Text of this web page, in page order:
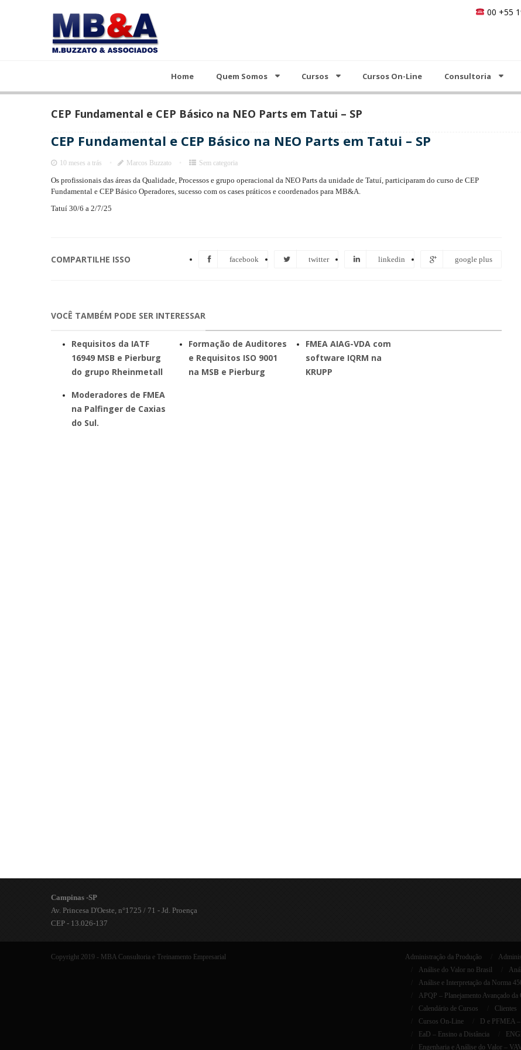
Home Contato00 +55
Home Quem Somos Cursos Cursos On-Line Consultoria
CEP Fundamental e CEP Básico na NEO Parts em Tatui – SP
CEP Fundamental e CEP Básico na NEO Parts em Tatui – SP
10 meses a trás Marcos Buzzato Sem categoria
Os profissionais das áreas da Qualidade, Processos e grupo operacional da NEO Parts da unidade de Tatuí, participaram do curso de CEP
Fundamental e CEP Básico Operadores, sucesso com os cases práticos e coordenados para MB&A.
Tatuí 30/6 a 2/7/25
COMPARTILHE ISSO facebook twitter linkedin google plus
VOCÊ TAMBÉM PODE SER INTERESSAR
Requisitos da IATF
16949 MSB e Pierburg
do grupo Rheinmetall
Formação de Auditores
e Requisitos ISO 9001
na MSB e Pierburg
FMEA AIAG-VDA com
software IQRM na
KRUPP
Moderadores de FMEA
na Palfinger de Caxias
do Sul.
Campinas -SP
Av. Princesa D'Oeste, n°1725 / 71 - Jd. Proença
CEP - 13.026-137
Copyright 2019 - MBA Consultoria e Treinamento Empresarial Administração da Produção
Análise do Valor no Brasil
Análise e Interpretação da Norma
APQP – Planejamento Avançado
Calendário de Cursos
Clientes
Cursos On-Line
D e PFMEA
EaD – Ensino a Distância
Engenharia e Análise do Valor –